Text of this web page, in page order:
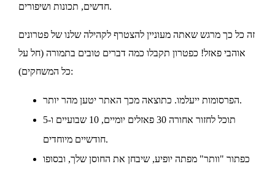
חדשים, תכונות ושיפורים.
זה כל כך מרגש שאתה מעוניין להצטרף לקהילה שלנו של פטרונים
אוהבי פאזל! כפטרון תקבלו כמה דברים טובים בתמורה (חל על
כל המשחקים):
הפרסומות ייעלמו. כתוצאה מכך האתר יטען מהר יותר.
תוכל לחזור אחורה 30 פאזלים יומיים, 10 שבועיים ו-5
חודשיים מיוחדים.
כפתור "וותר" מפתה יופיע, שיבחן את החוסן שלך, ובסופו